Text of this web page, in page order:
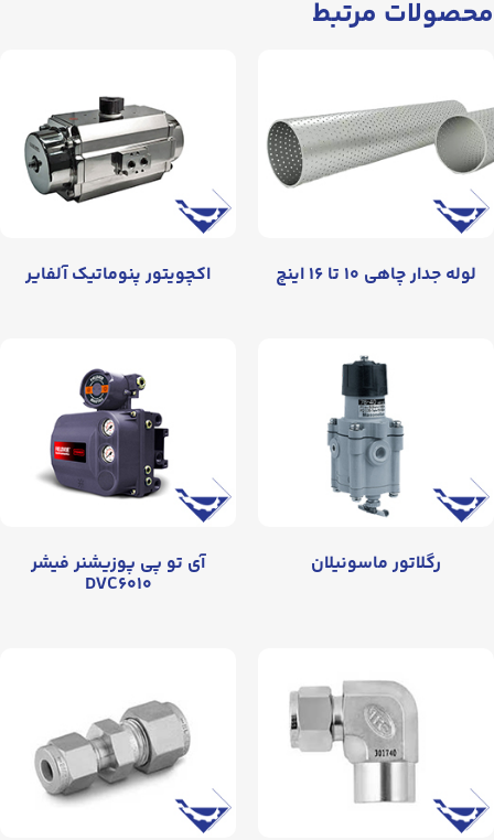
محصولات مرتبط
لوله جدار چاهی ۱۰ تا ۱۶ اینچ اکچویتور پنوماتیک آلفایر
رگلاتور ماسونیلان آی تو پی پوزیشنر فیشر
DVC۶۰۱۰